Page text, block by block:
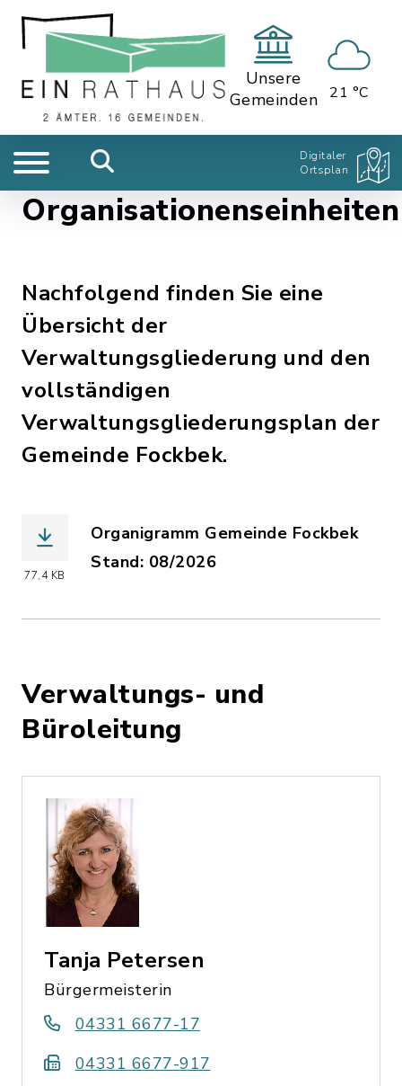
Unsere
Gemeinden
21 °C
Digitaler
Ortsplan
Organisationenseinheiten
Nachfolgend finden Sie eine
Übersicht der
Verwaltungsgliederung und den
vollständigen
Verwaltungsgliederungsplan der
Gemeinde Fockbek.
77,4 KB
Organigramm Gemeinde Fockbek
Stand: 08/2026
Verwaltungs- und
Büroleitung
Tanja Petersen
Bürgermeisterin
04331 6677-17
04331 6677-917